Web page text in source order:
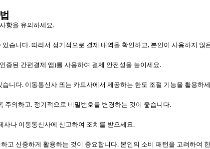
항을 유의하세요.
습니다. 따라서 정기적으로 결제 내역을 확인하고, 본인이 사용하지
증된 간편결제 앱)를 사용하여 결제 안전성을 높이세요.
니다. 이동통신사 또는 카드사에서 제공하는 한도 조절 기능을 활용하
주의하고, 정기적으로 비밀번호를 변경하는 것이 좋습니다.
사나 이동통신사에 신고하여 조치를 받으세요.
고 신중하게 활용하는 것이 중요합니다. 본인의 소비 패턴을 고려하여